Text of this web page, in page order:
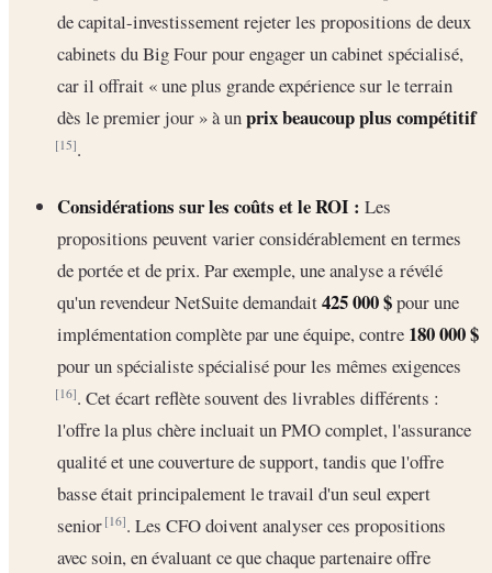
de capital-investissement rejeter les propositions de deux
cabinets du Big Four pour engager un cabinet spécialisé,
car il offrait « une plus grande expérience sur le terrain
dès le premier jour » à unprix beaucoup plus compétitif
[15].
Considérations sur les coûts et le ROI : Les
propositions peuvent varier considérablement en termes
de portée et de prix. Par exemple, une analyse a révélé
qu'un revendeur NetSuite demandait425 000 $pour une
implémentation complète par une équipe, contre 180 000 $
pour un spécialiste spécialisé pour les mêmes exigences
[16]. Cet écart reflète souvent des livrables différents :
l'offre la plus chère incluait un PMO complet, l'assurance
qualité et une couverture de support, tandis que l'offre
basse était principalement le travail d'un seul expert
senior[16]. Les CFO doivent analyser ces propositions
avec soin, en évaluant ce que chaque partenaire offre